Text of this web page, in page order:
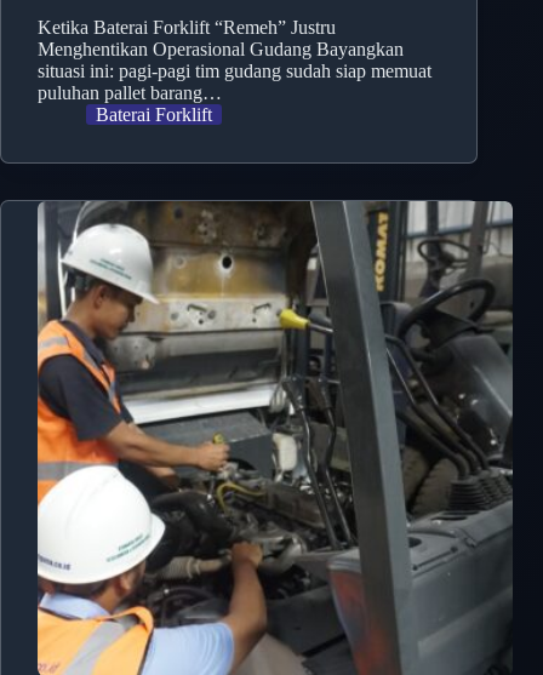
Ketika Baterai Forklift “Remeh” Justru
Menghentikan Operasional Gudang Bayangkan
situasi ini: pagi-pagi tim gudang sudah siap memuat
puluhan pallet barang…
Baterai Forklift